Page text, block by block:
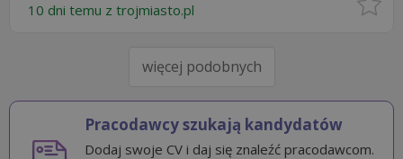
10 dni temu z trojmiasto.pl
więcej podobnych
Pracodawcy szukają kandydatów
Dodaj swoje CV i daj się znaleźć pracodawcom.